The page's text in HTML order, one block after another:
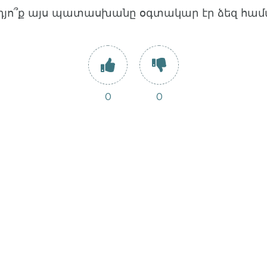
այս պատասխանը օգտակար էր ձեզ
0 0